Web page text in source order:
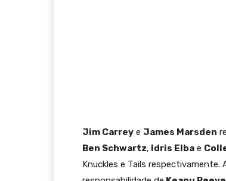
Jim Carrey e James Marsden
Ben Schwartz, Idris Elba e
Knuckles e Tails respectivamente.